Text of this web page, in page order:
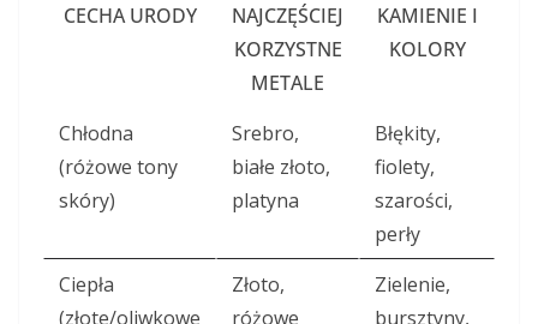
CECHA URODY
NAJCZĘŚCIEJ
KORZYSTNE
METALE
KAMIENIE I
KOLORY
Chłodna
(różowe tony
skóry)
Srebro,
białe złoto,
platyna
Błękity,
fiolety,
szarości,
perły
Ciepła
(złote/oliwkowe
Złoto,
różowe
Zielenie,
bursztyny,